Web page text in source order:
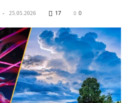
- 25.05.2026 17 0